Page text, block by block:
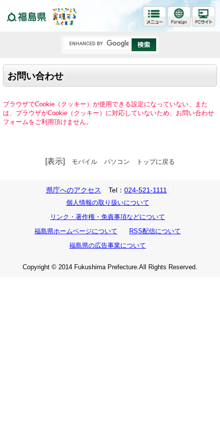
お問い合わせ
ブラウザでCookie（クッキー）が使用できる設定になっていない、また
は、ブラウザがCookie（クッキー）に対応していないため、お問い合わせ
フォームをご利用頂けません。
[表示] モバイル パソコン トップに戻る
県庁へのアクセス Tel： 024-521-1111
個人情報の取り扱いについて
リンク・著作権・免責事項などについて
福島県ホームページについて
RSS配信について
福島県の広告事業について
Copyright © 2014 Fukushima Prefecture.All Rights Reserved.